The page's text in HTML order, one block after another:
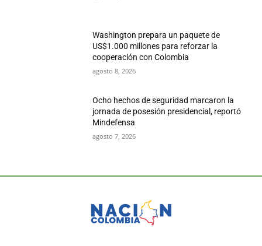
Washington prepara un paquete de
US$1.000 millones para reforzar la
cooperación con Colombia
agosto 8, 2026
Ocho hechos de seguridad marcaron la
jornada de posesión presidencial, reportó
Mindefensa
agosto 7, 2026